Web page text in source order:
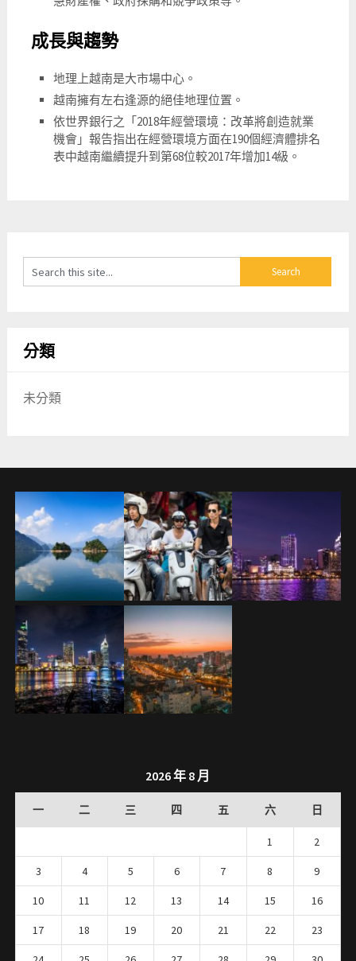
成長與趨勢
地理上越南是大市場中心。
越南擁有左右逢源的絕佳地理位置。
依世界銀行之「2018年經營環境：改革將創造就業
機會」報告指出在經營環境方面在190個經濟體排名
表中越南繼續提升到第68位較2017年增加14級。
分類
未分類
2026 年 8 月
一 二 三 四 五 六 日
1 2
3 4 5 6 7 8 9
10 11 12 13 14 15 16
17 18 19 20 21 22 23